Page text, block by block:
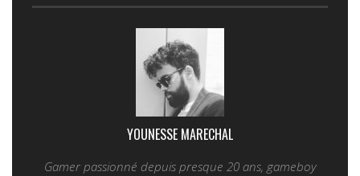
YOUNESSE MARECHAL
Gamer passionné depuis presque 20 ans, gameboy